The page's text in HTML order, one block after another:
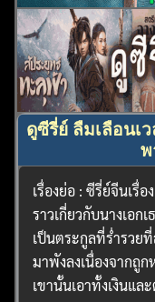
ดูซีรี่ย์ ลืมเลือนเว
พ
เรื่องย่อ : ซีรี่ย์จีนเรื่อ
ราวเกี่ยวกับนางเอก
เป็นตระกูลที่ร่ำรวย
มาพังลงเนื่องจากถู
เขานั้นเอาทั้งเงินแล